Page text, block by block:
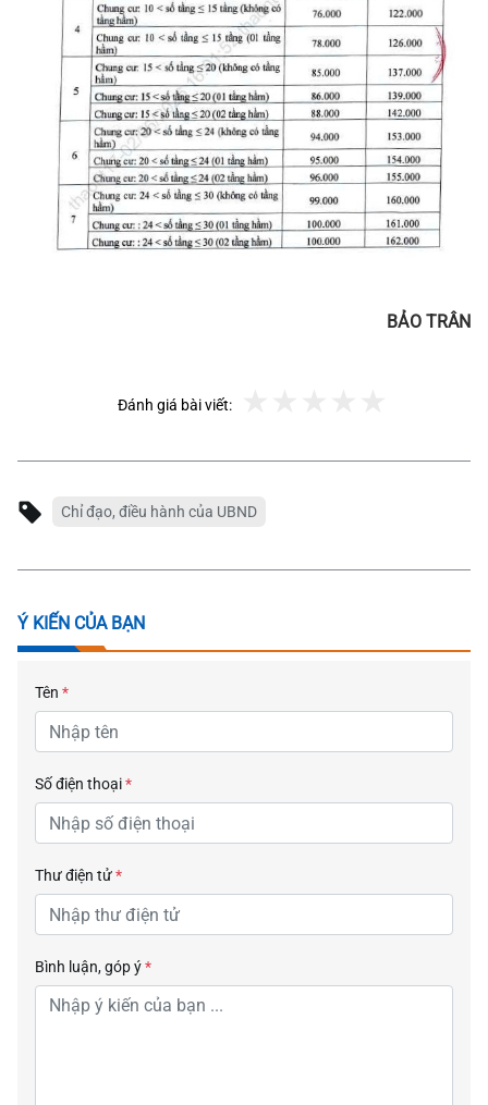
BẢO TRÂN
Đánh giá bài viết:
Chỉ đạo, điều hành của UBND
Ý KIẾN CỦA BẠN
Tên *
Số điện thoại*
Thư điện tử*
Bình luận, góp ý*